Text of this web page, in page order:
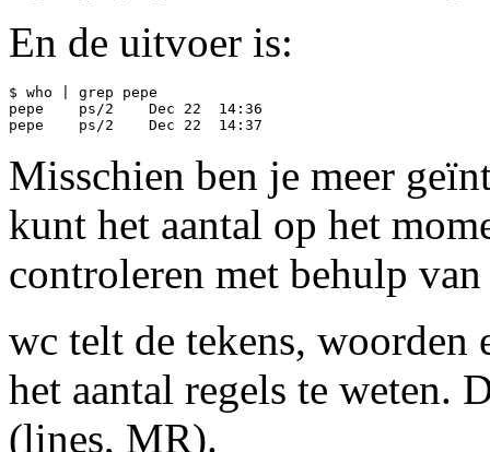
En de uitvoer is:
$ who | grep pepe
pepe	ps/2	Dec 22	14:36
Misschien ben je meer
kunt het aantal op het
controleren met behulp
wc telt de tekens, woorden
het aantal regels te weten.
(lines, MR).